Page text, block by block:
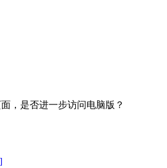
，是否进一步访问电脑版？